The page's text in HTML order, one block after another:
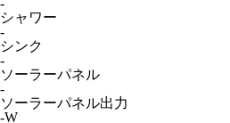
-
シャワー
-
シンク
-
ソーラーパネル
-
ソーラーパネル出力
-W